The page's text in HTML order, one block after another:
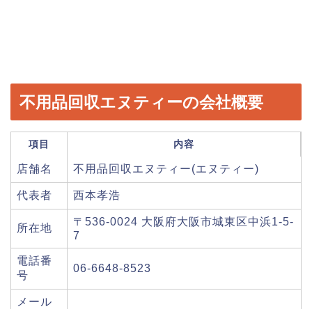
不用品回収エヌティーの会社概要
項目 内容
店舗名 不用品回収エヌティー(エヌティー)
代表者 西本孝浩
所在地
〒536-0024 大阪府大阪市城東区中浜1-5-
7
電話番
号
06-6648-8523
メール